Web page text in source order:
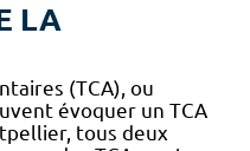
LA
(TCA), ou
évoquer un TCA
tous deux